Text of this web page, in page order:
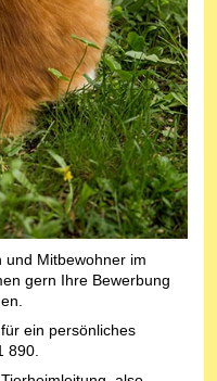
und Mitbewohner im
gern Ihre Bewerbung
ein persönliches
890.